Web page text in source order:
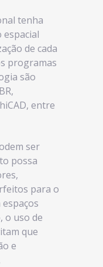
tenha
espacial
de cada
programas
são
entre
ser
possa
para o
o uso de
que
e